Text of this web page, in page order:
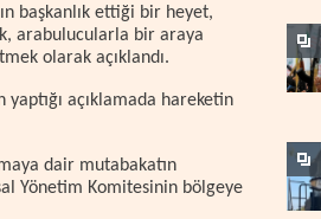
başkanlık ettiği bir heyet,
arabulucularla bir araya
olarak açıklandı.
yaptığı açıklamada hareketin
dair mutabakatın
Yönetim Komitesinin bölgeye